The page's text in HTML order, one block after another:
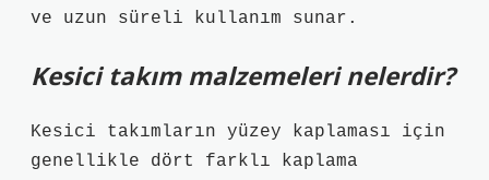
ve uzun süreli kullanım sunar.
Kesici takım malzemeleri nelerdir?
Kesici takımların yüzey kaplaması için
genellikle dört farklı kaplama